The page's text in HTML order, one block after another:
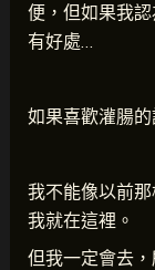
便，但如果我
有好處…
如果喜歡灌腸
我不能像以前
我就在這裡。
但我一定會去，